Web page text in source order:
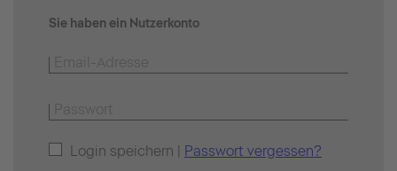
Sie haben ein Nutzerkonto
Login speichern | Passwort vergessen?